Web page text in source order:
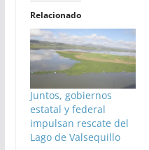
Relacionado
Juntos, gobiernos
estatal y federal
impulsan rescate del
Lago de Valsequillo